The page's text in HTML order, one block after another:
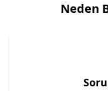
Neden